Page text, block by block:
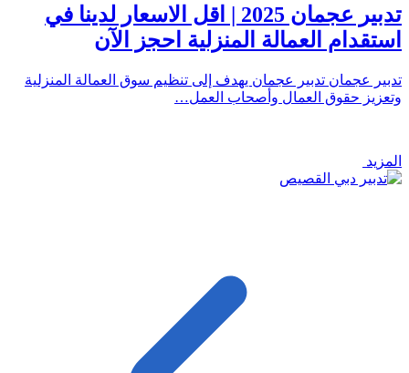
تدبير عجمان 2025 | اقل الاسعار لدينا في
استقدام العمالة المنزلية احجز الآن
تدبير عجمان تدبير عجمان يهدف إلى تنظيم سوق العمالة المنزلية
وتعزيز حقوق العمال وأصحاب العمل…
المزيد